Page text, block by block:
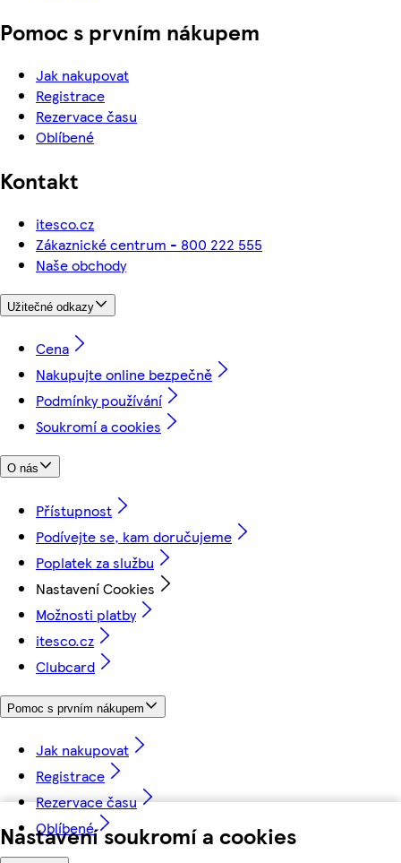
Nastavení soukromí a cookies
Pomoc s prvním nákupem
Jak nakupovat
Registrace
Rezervace času
Oblíbené
Kontakt
itesco.cz
Zákaznické centrum - 800 222 555
Naše obchody
Užitečné odkazy
Cena
Nakupujte online bezpečně
Podmínky používání
Soukromí a cookies
O nás
Přístupnost
Podívejte se, kam doručujeme
Poplatek za službu
Nastavení Cookies
Možnosti platby
itesco.cz
Clubcard
Pomoc s prvním nákupem
Jak nakupovat
Registrace
Rezervace času
Oblíbené